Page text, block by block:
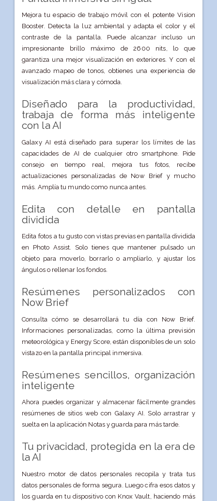
Mejora tu espacio de trabajo móvil con el potente Vision
Booster. Detecta la luz ambiental y adapta el color y el
contraste de la pantalla. Puede alcanzar incluso un
impresionante brillo máximo de 2600 nits, lo que
garantiza una mejor visualización en exteriores. Y con el
avanzado mapeo de tonos, obtienes una experiencia de
visualización más clara y cómoda.
Diseñado para la productividad,
trabaja de forma más inteligente
con la AI
Galaxy AI está diseñado para superar los límites de las
capacidades de AI de cualquier otro smartphone. Pide
consejo en tiempo real, mejora tus fotos, recibe
actualizaciones personalizadas de Now Brief y mucho
más. Amplía tu mundo como nunca antes.
Edita con detalle en pantalla
dividida
Edita fotos a tu gusto con vistas previas en pantalla dividida
en Photo Assist. Solo tienes que mantener pulsado un
objeto para moverlo, borrarlo o ampliarlo, y ajustar los
ángulos o rellenar los fondos.
Resúmenes personalizados con
Now Brief
Consulta cómo se desarrollará tu día con Now Brief.
Informaciones personalizadas, como la última previsión
meteorológica y Energy Score, están disponibles de un solo
vistazo en la pantalla principal inmersiva.
Resúmenes sencillos, organización
inteligente
Ahora puedes organizar y almacenar fácilmente grandes
resúmenes de sitios web con Galaxy AI. Solo arrastrar y
suelta en la aplicación Notas y guarda para más tarde.
Tu privacidad, protegida en la era de
la AI
Nuestro motor de datos personales recopila y trata tus
datos personales de forma segura. Luego cifra esos datos y
los guarda en tu dispositivo con Knox Vault, haciendo más